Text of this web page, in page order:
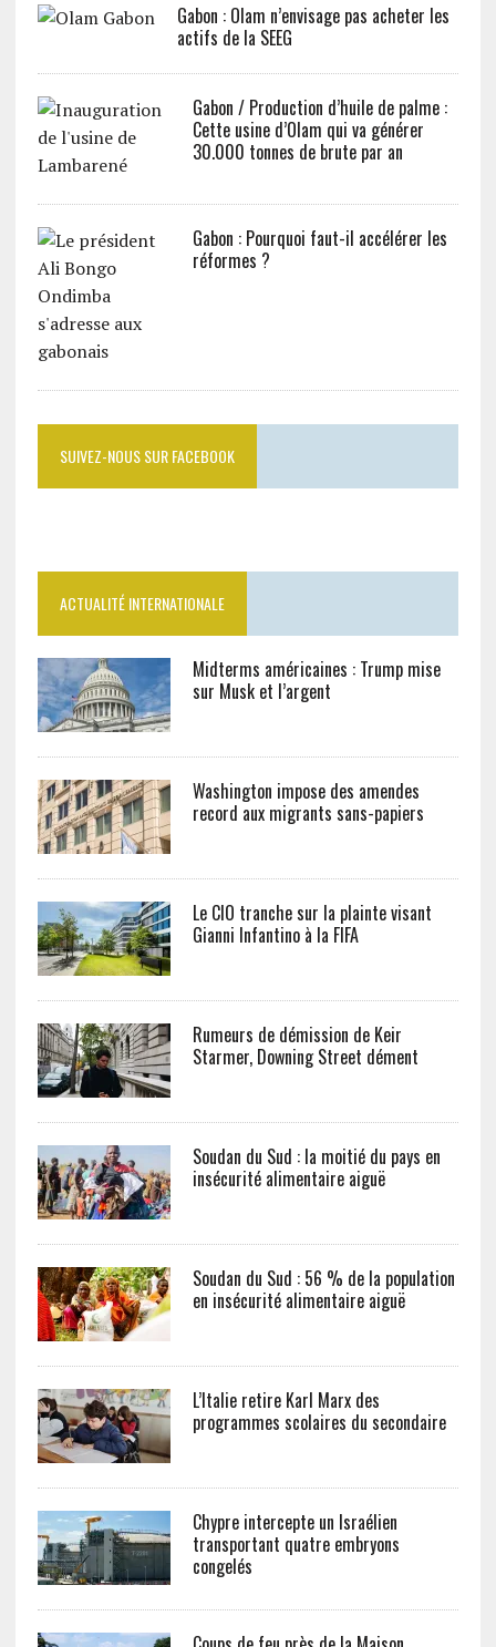
Gabon : Olam n’envisage pas acheter les
actifs de la SEEG
Gabon / Production d’huile de palme :
Cette usine d’Olam qui va générer
30.000 tonnes de brute par an
Gabon : Pourquoi faut-il accélérer les
réformes ?
SUIVEZ-NOUS SUR FACEBOOK
ACTUALITÉ INTERNATIONALE
Midterms américaines : Trump mise
sur Musk et l’argent
Washington impose des amendes
record aux migrants sans-papiers
Le CIO tranche sur la plainte visant
Gianni Infantino à la FIFA
Rumeurs de démission de Keir
Starmer, Downing Street dément
Soudan du Sud : la moitié du pays en
insécurité alimentaire aiguë
Soudan du Sud : 56 % de la population
en insécurité alimentaire aiguë
L’Italie retire Karl Marx des
programmes scolaires du secondaire
Chypre intercepte un Israélien
transportant quatre embryons
congelés